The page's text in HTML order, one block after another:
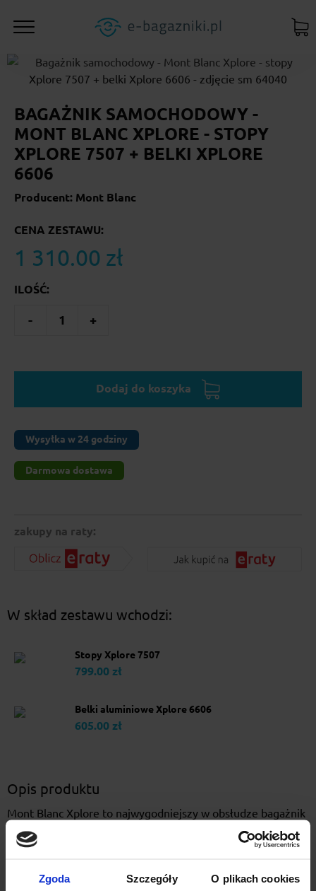
Zgoda Szczegóły O plikach cookies
BAGAŻNIK SAMOCHODOWY -
MONT BLANC XPLORE - STOPY
XPLORE 7507 + BELKI XPLORE
6606
Producent: Mont Blanc
CENA ZESTAWU:
1 310.00 zł
ILOŚĆ:
- 1 +
Dodaj do koszyka
Wysyłka w 24 godziny
Darmowa dostawa
zakupy na raty:
W skład zestawu wchodzi:
Stopy Xplore 7507
799.00 zł
Belki aluminiowe Xplore 6606
605.00 zł
Opis produktu
Mont Blanc Xplore to najwygodniejszy w obsłudze bagażnik
dachowy do samochodów z relingiem zintegrowanym jak i
tradycyjnym o niewielkim prześwitem. Montaż bagażnika
narzędzi i trwa zaledwie kilka sekund. Aluminiowa